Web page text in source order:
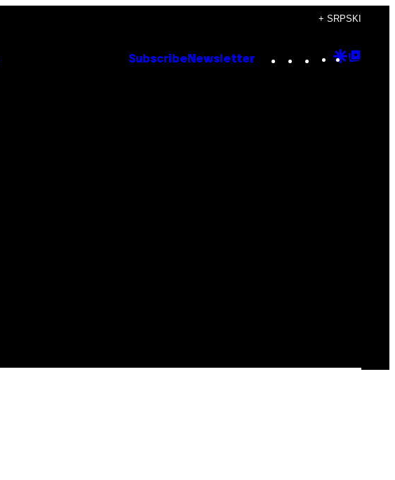
+ SRPSKI
Subscribe Newsletter Instagram
TikTok
YouTube
Google